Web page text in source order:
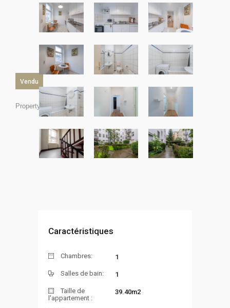
Vendu
Property ID:
Caractéristiques
Chambres: 1
Salles de bain: 1
Taille de
l'appartement :
39.40m2